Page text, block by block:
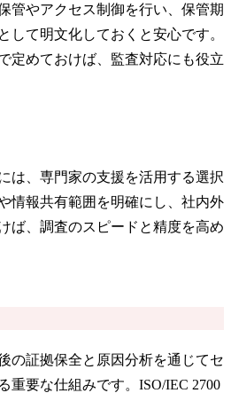
管やアクセス制御を行い、保管期
して明文化しておくと安心です。
定めておけば、監査対応にも役立
は、専門家の支援を活用する選択
情報共有範囲を明確にし、社内外
ば、調査のスピードと精度を高め
の証拠保全と原因分析を通じてセ
重要な仕組みです。ISO/IEC 2700